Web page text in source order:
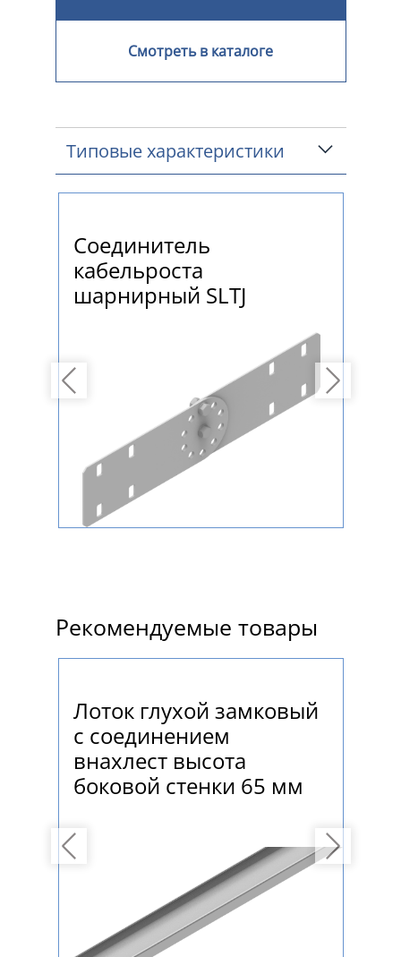
Смотреть в каталоге
Типовые характеристики
Previous
Соединитель
кабельроста
шарнирный SLTJ
Next
Рекомендуемые товары
Previous
Лоток глухой замковый
с соединением
внахлест высота
боковой стенки 65 мм
Next